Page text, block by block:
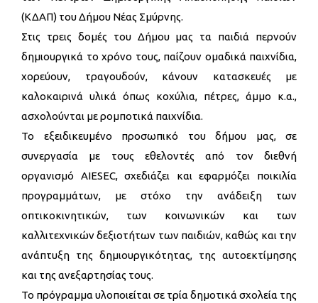
(ΚΔΑΠ) του Δήμου Νέας Σμύρνης.
Στις τρεις δομές του Δήμου μας τα παιδιά περνούν
δημιουργικά το χρόνο τους, παίζουν ομαδικά παιχνίδια,
χορεύουν, τραγουδούν, κάνουν κατασκευές με
καλοκαιρινά υλικά όπως κοχύλια, πέτρες, άμμο κ.α.,
ασχολούνται με ρομποτικά παιχνίδια.
Το εξειδικευμένο προσωπικό του δήμου μας, σε
συνεργασία με τους εθελοντές από τον διεθνή
οργανισμό ΑΙESEC, σχεδιάζει και εφαρμόζει ποικιλία
προγραμμάτων, με στόχο την ανάδειξη των
οπτικοκινητικών, των κοινωνικών και των
καλλιτεχνικών δεξιοτήτων των παιδιών, καθώς και την
ανάπτυξη της δημιουργικότητας, της αυτοεκτίμησης
και της ανεξαρτησίας τους.
Το πρόγραμμα υλοποιείται σε τρία δημοτικά σχολεία της